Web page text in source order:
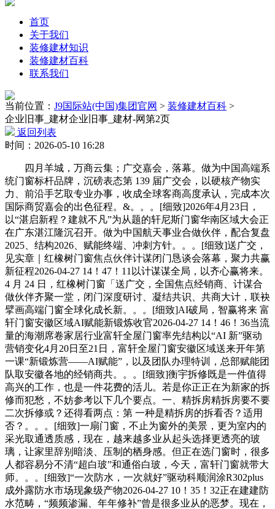
首页
关于我们
装修建材知识
装修建材百科
联系我们
当前位置： J9国际站(中国)集团官网 > 装修建材百科 >
企业旧事_建材企业旧事_建材-网第2页
返回列表
时间：2026-05-10 16:28
四月羊城，万商云集；广交嘉会，落幕。做为中国高端系
统门窗标杆品牌，沉磅表态第 139 届广交会，以硬核产物实
力、前沿手艺取专业办事，收成全球客商高度承认，完成本次
国际商贸嘉会的出色征程。&。。。[细致]2026年4月23日，
以“湛启新程？建就不凡”为从题的轩尼斯门窗华南区域大会正
在广东湛江隆沉召开。做为中国航天事业合做伙伴，配合复盘
2025、结构2026、赋能终端、冲刺方针。。。[细致]送广交，
见实章｜红橡树门窗焦点伙伴计谋闭门恳谈会落幕，聚力共赢
新征程2026-04-27 14！47！11以计谋谋全局，以齐心赢将来。
4 月 24 日，红橡树门窗「送广交，全国焦点经销商、计谋合
做伙伴齐聚一堂，闭门深度研讨、凝结共识、共商大计，联袂
擘画高端门窗全球化成长新。。。[细致]AI破局，智赢将来 富
轩门窗安徽区域AI赋能新锻炼收官2026-04-27 14！46！36当流
量的海潮席卷家居行业富轩全屋门窗率先结构以“AI 新”驱动
营销变化4月20日至21日，富轩全屋门窗安徽区域送来开年第
一课“新锻炼营——AI赋能”，以及团队办理特训，总部赋能团
队取安徽各地的经销商共。。。[细致]衡宇拆修既是一件值得
高兴的工作，也是一件花费的活儿。若是你正正在为新家的拆
修而犯愁，不妨参考以下几个要点。一、精拆房精拆房要不要
二次拆修或？还得看两点：第 一种是精拆房的拆看否？适用
否？。。。[细致]一扇门窗，不止为窗外的美景，更为室内的
采光取通透质感，现在，越来越多业从起头选择更透亮的玻
璃，让家里辞别暗淡、压制的栖身感。但正在选门窗时，很多
人都容易分不清“超白玻”和通俗白玻，今天，富轩门窗就带大
师。。。[细致]“一次防水，一次就好”驱动科顺润涂R302plus
成外露防水市场现象级产物2026-04-27 10！35！32正在建建防
水范畴，“频频渗漏、年年修补”曾是很多业从的恶梦。现在，